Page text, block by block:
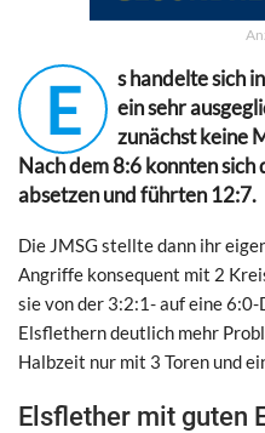
E
s handelte sich
ein sehr
zunächst keine
Nach dem 8:6 konnten
absetzen und führten 12:7.
Die JMSG stellte dann ihr
Angriffe konsequent mit 2
sie von der 3:2:1- auf eine
Elsflethern deutlich mehr
Halbzeit nur mit 3 Toren und
Elsflether mit guten